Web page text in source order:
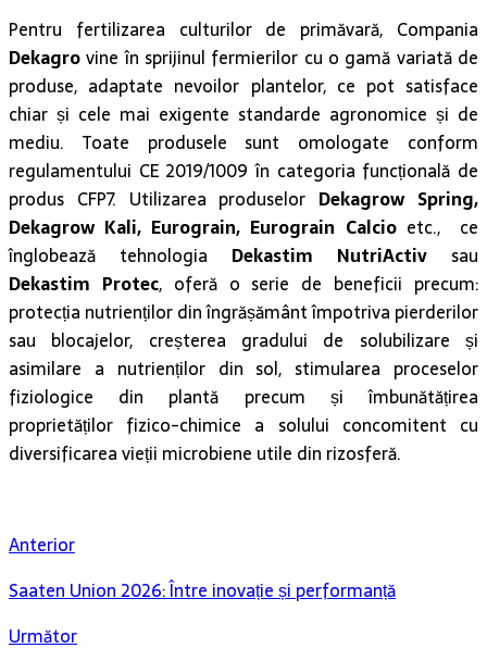
Pentru fertilizarea culturilor de primăvară, Compania
Dekagrovine în sprijinul fermierilor cu o gamă variată de
produse, adaptate nevoilor plantelor, ce pot satisface
chiar și cele mai exigente standarde agronomice și de
mediu. Toate produsele sunt omologate conform
regulamentului CE 2019/1009 în categoria funcțională de
produs CFP7. Utilizarea produselor Dekagrow Spring,
Dekagrow Kali, Eurograin, Eurograin Calcioetc., ce
înglobează tehnologia Dekastim NutriActiv sau
Dekastim Protec, oferă o serie de beneficii precum:
protecția nutrienților din îngrășământ împotriva pierderilor
sau blocajelor, creșterea gradului de solubilizare și
asimilare a nutrienților din sol, stimularea proceselor
fiziologice din plantă precum și îmbunătățirea
proprietăților fizico-chimice a solului concomitent cu
diversificarea vieții microbiene utile din rizosferă.
Anterior
Saaten Union 2026: Între inovație și performanță
Următor